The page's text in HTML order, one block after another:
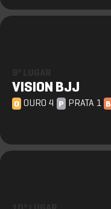
VISION BJJ
O OURO 4 P PRATA 1 B